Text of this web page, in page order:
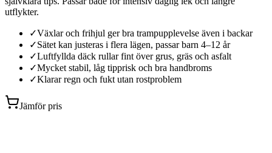
utflykter.
✓Växlar och frihjul ger bra trampupplevelse även i backar
✓Sätet kan justeras i flera lägen, passar barn 4–12 år
✓Luftfyllda däck rullar fint över grus, gräs och asfalt
✓Mycket stabil, låg tipprisk och bra handbroms
✓Klarar regn och fukt utan rostproblem
Jämför pris